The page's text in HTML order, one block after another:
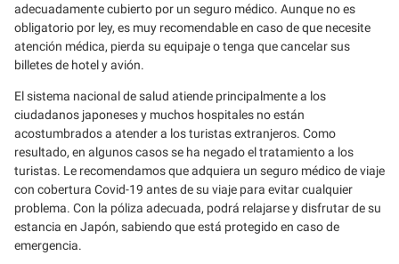
adecuadamente cubierto por un seguro médico. Aunque no es
obligatorio por ley, es muy recomendable en caso de que necesite
atención médica, pierda su equipaje o tenga que cancelar sus
billetes de hotel y avión.
El sistema nacional de salud atiende principalmente a los
ciudadanos japoneses y muchos hospitales no están
acostumbrados a atender a los turistas extranjeros. Como
resultado, en algunos casos se ha negado el tratamiento a los
turistas. Le recomendamos que adquiera un seguro médico de viaje
con cobertura Covid-19 antes de su viaje para evitar cualquier
problema. Con la póliza adecuada, podrá relajarse y disfrutar de su
estancia en Japón, sabiendo que está protegido en caso de
emergencia.